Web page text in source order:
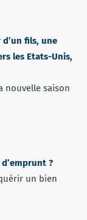
fils, une
les Etats-Unis,
nouvelle saison
?
un bien